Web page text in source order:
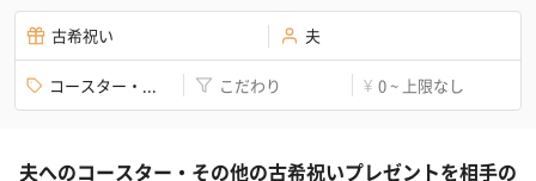
古希祝い 夫
コースター・... こだわり ¥ 0 ~ 上限なし
夫へのコースター・その他の古希祝いプレゼントを相手の